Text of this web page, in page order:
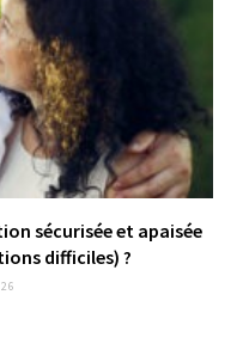
sécurisée et apaisée
difficiles) ?